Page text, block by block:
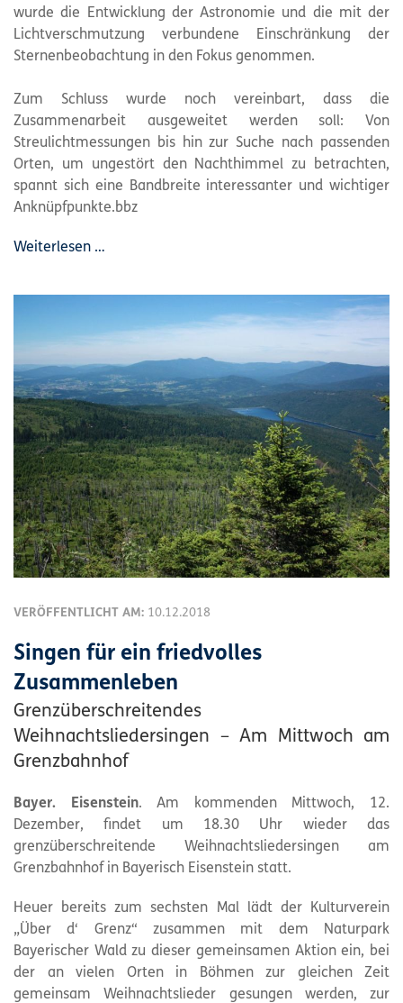
wurde die Entwicklung der Astronomie und die mit der
Lichtverschmutzung verbundene Einschränkung der
Sternenbeobachtung in den Fokus genommen.
Zum Schluss wurde noch vereinbart, dass die
Zusammenarbeit ausgeweitet werden soll: Von
Streulichtmessungen bis hin zur Suche nach passenden
Orten, um ungestört den Nachthimmel zu betrachten,
spannt sich eine Bandbreite interessanter und wichtiger
Anknüpfpunkte.bbz
Weiterlesen …
VERÖFFENTLICHT AM: 10.12.2018
Singen für ein friedvolles
Zusammenleben
Grenzüberschreitendes
Weihnachtsliedersingen – Am Mittwoch am
Grenzbahnhof
Bayer. Eisenstein. Am kommenden Mittwoch, 12.
Dezember, findet um 18.30 Uhr wieder das
grenzüberschreitende Weihnachtsliedersingen am
Grenzbahnhof in Bayerisch Eisenstein statt.
Heuer bereits zum sechsten Mal lädt der Kulturverein
„Über d‘ Grenz“ zusammen mit dem Naturpark
Bayerischer Wald zu dieser gemeinsamen Aktion ein, bei
der an vielen Orten in Böhmen zur gleichen Zeit
gemeinsam Weihnachtslieder gesungen werden, zur